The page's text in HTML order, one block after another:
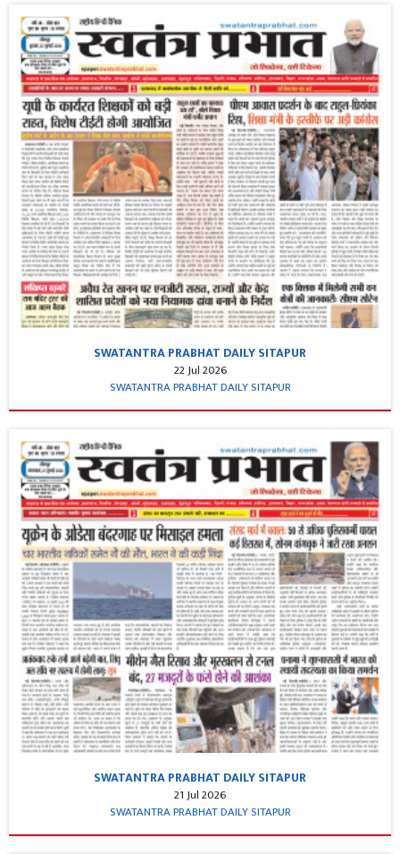
SWATANTRA PRABHAT DAILY SITAPUR
22 Jul 2026
SWATANTRA PRABHAT DAILY SITAPUR
SWATANTRA PRABHAT DAILY SITAPUR
21 Jul 2026
SWATANTRA PRABHAT DAILY SITAPUR